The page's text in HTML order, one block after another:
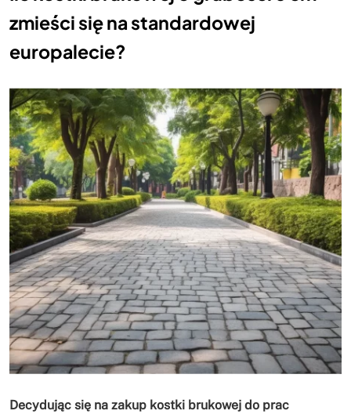
zmieści się na standardowej
europalecie?
Decydując się na zakup kostki brukowej do prac